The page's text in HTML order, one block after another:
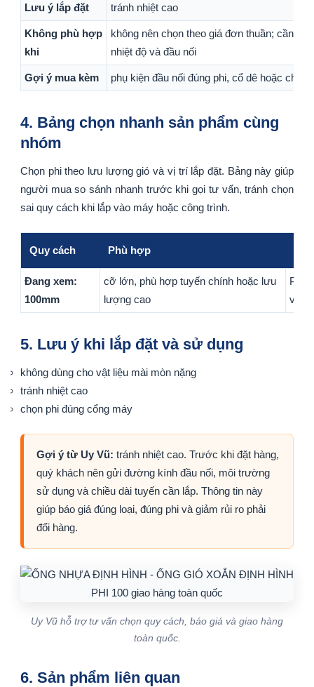
Lưu ý lắp đặt tránh nhiệt cao
Không phù hợp
khi
không nên chọn theo giá đơn thuần; cần
nhiệt độ và đầu nối
Gợi ý mua kèm phụ kiện đầu nối đúng phi, cổ dê hoặc chi
4. Bảng chọn nhanh sản phẩm cùng
nhóm
Chọn phi theo lưu lượng gió và vị trí lắp đặt. Bảng này giúp
người mua so sánh nhanh trước khi gọi tư vấn, tránh chọn
sai quy cách khi lắp vào máy hoặc công trình.
Quy cách Phù hợp
Đang xem:
100mm
cỡ lớn, phù hợp tuyến chính hoặc lưu
lượng cao
Phù
với
5. Lưu ý khi lắp đặt và sử dụng
không dùng cho vật liệu mài mòn nặng
tránh nhiệt cao
chọn phi đúng cổng máy
Gợi ý từ Uy Vũ: tránh nhiệt cao. Trước khi đặt hàng,
quý khách nên gửi đường kính đầu nối, môi trường
sử dụng và chiều dài tuyến cần lắp. Thông tin này
giúp báo giá đúng loại, đúng phi và giảm rủi ro phải
đổi hàng.
Uy Vũ hỗ trợ tư vấn chọn quy cách, báo giá và giao hàng
toàn quốc.
6. Sản phẩm liên quan